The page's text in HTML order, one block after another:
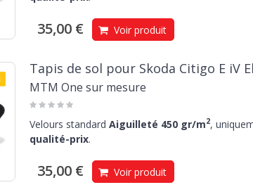
35,00 € Voir produit
Tapis de sol pour Skoda Citigo E iV
MTM One sur mesure
Velours standard Aiguilleté 450 gr/m2,
qualité-prix.
35,00 € Voir produit